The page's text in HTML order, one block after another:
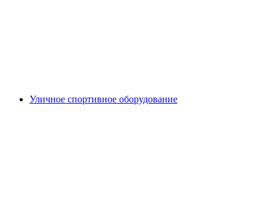
Уличное спортивное оборудование